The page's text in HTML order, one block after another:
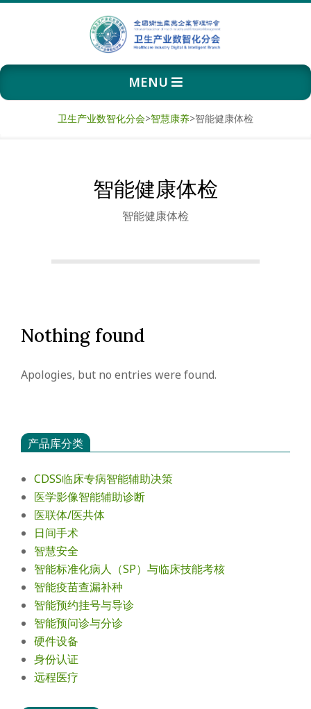
卫
生
会
Primary
Navigation
MENU
卫生产业数智化分会>智慧康养>智能健康体检
智能健康体检
智能健康体检
Nothing found
Apologies, but no entries were found.
产品库分类
CDSS临床专病智能辅助决策
医学影像智能辅助诊断
医联体/医共体
日间手术
智慧安全
智能标准化病人（SP）与临床技能考核
智能疫苗查漏补种
智能预约挂号与导诊
智能预问诊与分诊
硬件设备
身份认证
远程医疗